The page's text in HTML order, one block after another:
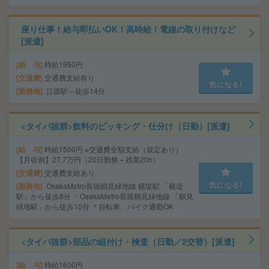
座り仕事！給与即払いOK！高時給！電線の取り付けなど
[派遣]
給 与 時給1950円
交通費 交通費支給有り
勤務地 江坂駅～徒歩14分
気になる!
<タイパ抜群>飲料のピッキング・仕分け（日勤）[派遣]
給 与 時給1500円 ※交通費全額支給（規定あり）
【月収例】27.7万円（20日勤務＋残業20h）
交通費 交通費支給あり
勤務地 OsakaMetro長堀鶴見緑地線 横堤駅 「横堤
駅」から徒歩8分 ・OsakaMetro長堀鶴見緑地線 「鶴見
緑地駅」から徒歩10分 ＊自転車、バイク通勤OK
気になる!
<タイパ抜群>部品の組付け・検査（日勤／2交替）[派遣]
給 与 時給1600円